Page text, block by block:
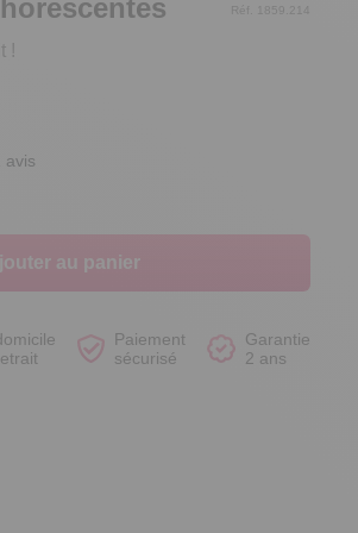
!
Réf. 1859.214
avis
au panier
Paiement
sécurisé
Garantie
2 ans